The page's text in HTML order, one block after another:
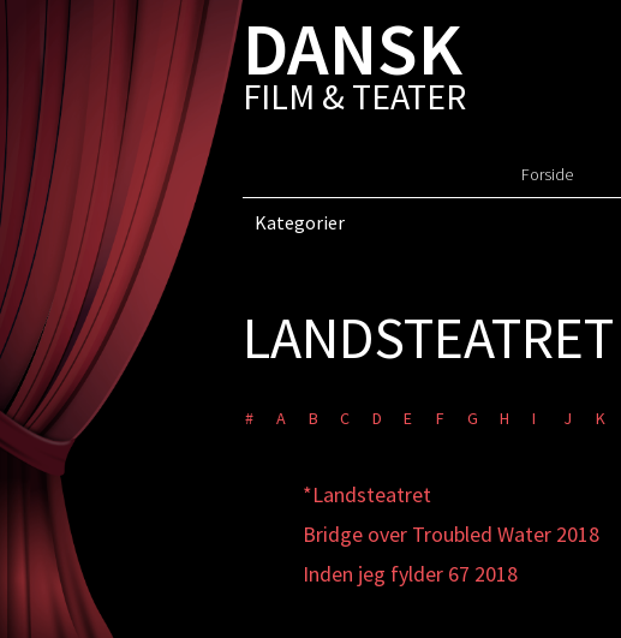
DANSK
FILM & TEATER
Forside
Kategorier
LANDSTEATRET
# A B C D E F G H I J K
*Landsteatret
Bridge over Troubled Water 2018
Inden jeg fylder 67 2018